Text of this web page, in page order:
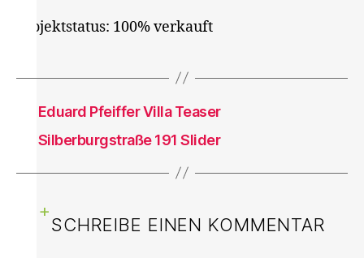
Projektstatus: 100% verkauft
Eduard Pfeiffer Villa Teaser
Silberburgstraße 191 Slider
SCHREIBE EINEN KOMMENTAR